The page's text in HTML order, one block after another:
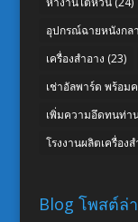
อุปกรณ์ฉายหนังกล
เครื่องสำอาง (23)
เช่าอัลพาร์ด พร้อม
เพิ่มความอึดทนท่า
โรงงานผลิตเครื่องส
Blog โพสต์ล่